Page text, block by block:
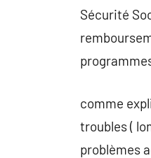
Sécurité
comme
troubles (
problèmes